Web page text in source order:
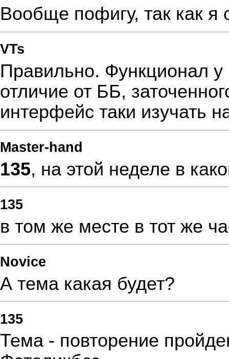
Вообще пофигу, так как
VTs
Правильно. Функционал у
отличие от ББ,
интерфейс таки изучать
Master-hand
135, на этой неделе в
135
в том же месте в тот же
Novice
А тема какая будет?
135
Тема - повторение